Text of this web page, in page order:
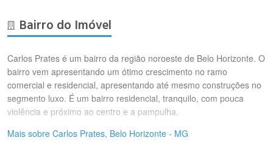
Bairro do Imóvel
Carlos Prates é um bairro da região noroeste de Belo Horizonte. O
bairro vem apresentando um ótimo crescimento no ramo
comercial e residencial, apresentando até mesmo construções no
segmento luxo. É um bairro residencial, tranquilo, com pouca
violência e próximo ao centro e a pampulha.
Mais sobre Carlos Prates, Belo Horizonte - MG